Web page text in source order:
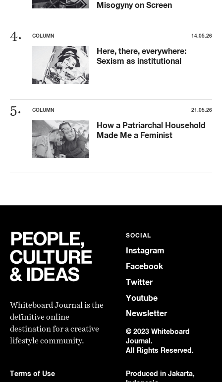
Misogyny on Screen
COLUMN 14.05.26
Here, there, everywhere:
Sexism as institutional
COLUMN 21.05.26
How a Patriarchal Household
Made Me a Feminist
Whiteboard Journal is the
definitive online
destination for a creative
lifestyle community.
SOCIAL
Instagram
Facebook
Twitter
Youtube
Newsletter
© 2023 Whiteboard
Journal.
All Rights Reserved.
Terms of Use
Produced in Jakarta,